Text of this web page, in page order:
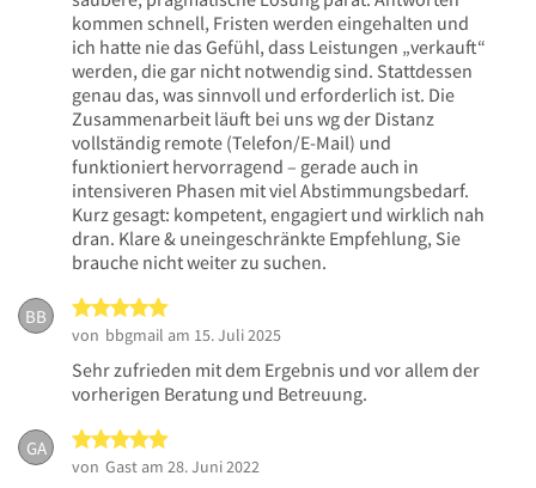
kommen schnell, Fristen werden eingehalten und
ich hatte nie das Gefühl, dass Leistungen „verkauft“
werden, die gar nicht notwendig sind. Stattdessen
genau das, was sinnvoll und erforderlich ist. Die
Zusammenarbeit läuft bei uns wg der Distanz
vollständig remote (Telefon/E-Mail) und
funktioniert hervorragend – gerade auch in
intensiveren Phasen mit viel Abstimmungsbedarf.
Kurz gesagt: kompetent, engagiert und wirklich nah
dran. Klare & uneingeschränkte Empfehlung, Sie
brauche nicht weiter zu suchen.
BB
von bbgmail am 15. Juli 2025
Sehr zufrieden mit dem Ergebnis und vor allem der
vorherigen Beratung und Betreuung.
GA
von Gast am 28. Juni 2022